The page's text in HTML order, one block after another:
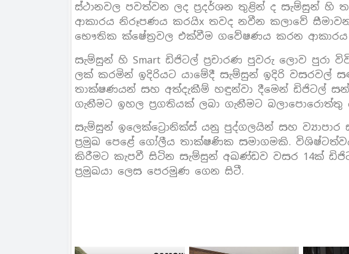
ස්ථානවල පවත්වන ලද ප‍්‍රදර්ශන තුළින් ද සැම්සුන් හි
ආකාරය නිරූපණය කරයිx තවද නවීන කලාවේ
භෞතික ක්ෂේත‍්‍රවල එක්වීම ගවේෂණය කරන
සැම්සුන් හි Smart ඩිජිටල් ප‍්‍රචාරණ පුවරු ලොව පුරා
ලක් කරමින් ඉදිරියට යාමේදී සැම්සුන් ඉදිරි වසරවල්
තාක්ෂණයන් සහ අත්දැකීම් හඳුන්වා දීමෙන් ඩිජිටල්
ගැනීමට ඉහල ප‍්‍රගතියක් ලබා ගැනීමට බලාපොරොත්තු
සැම්සුන් ඉලෙක්ට්‍රොනික්ස් යනු පුද්ගලයින් සහ
ප‍්‍රමුඛ පෙළේ ගෝලීය තාක්ෂණික සමාගමකි.
කිරීමට කැපවී සිටින සැම්සුන් අඛණ්ඩව වසර 14ක්
ප‍්‍රමුඛයා ලෙස පෙරමුණ ගෙන සිටී.